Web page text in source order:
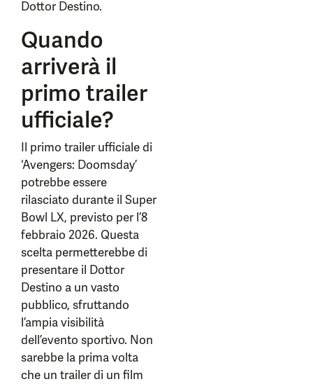
Dottor Destino.
Quando
arriverà il
primo trailer
ufficiale?
Il primo trailer ufficiale di
‘Avengers: Doomsday’
potrebbe essere
rilasciato durante il Super
Bowl LX, previsto per l’8
febbraio 2026. Questa
scelta permetterebbe di
presentare il Dottor
Destino a un vasto
pubblico, sfruttando
l’ampia visibilità
dell’evento sportivo. Non
sarebbe la prima volta
che un trailer di un film